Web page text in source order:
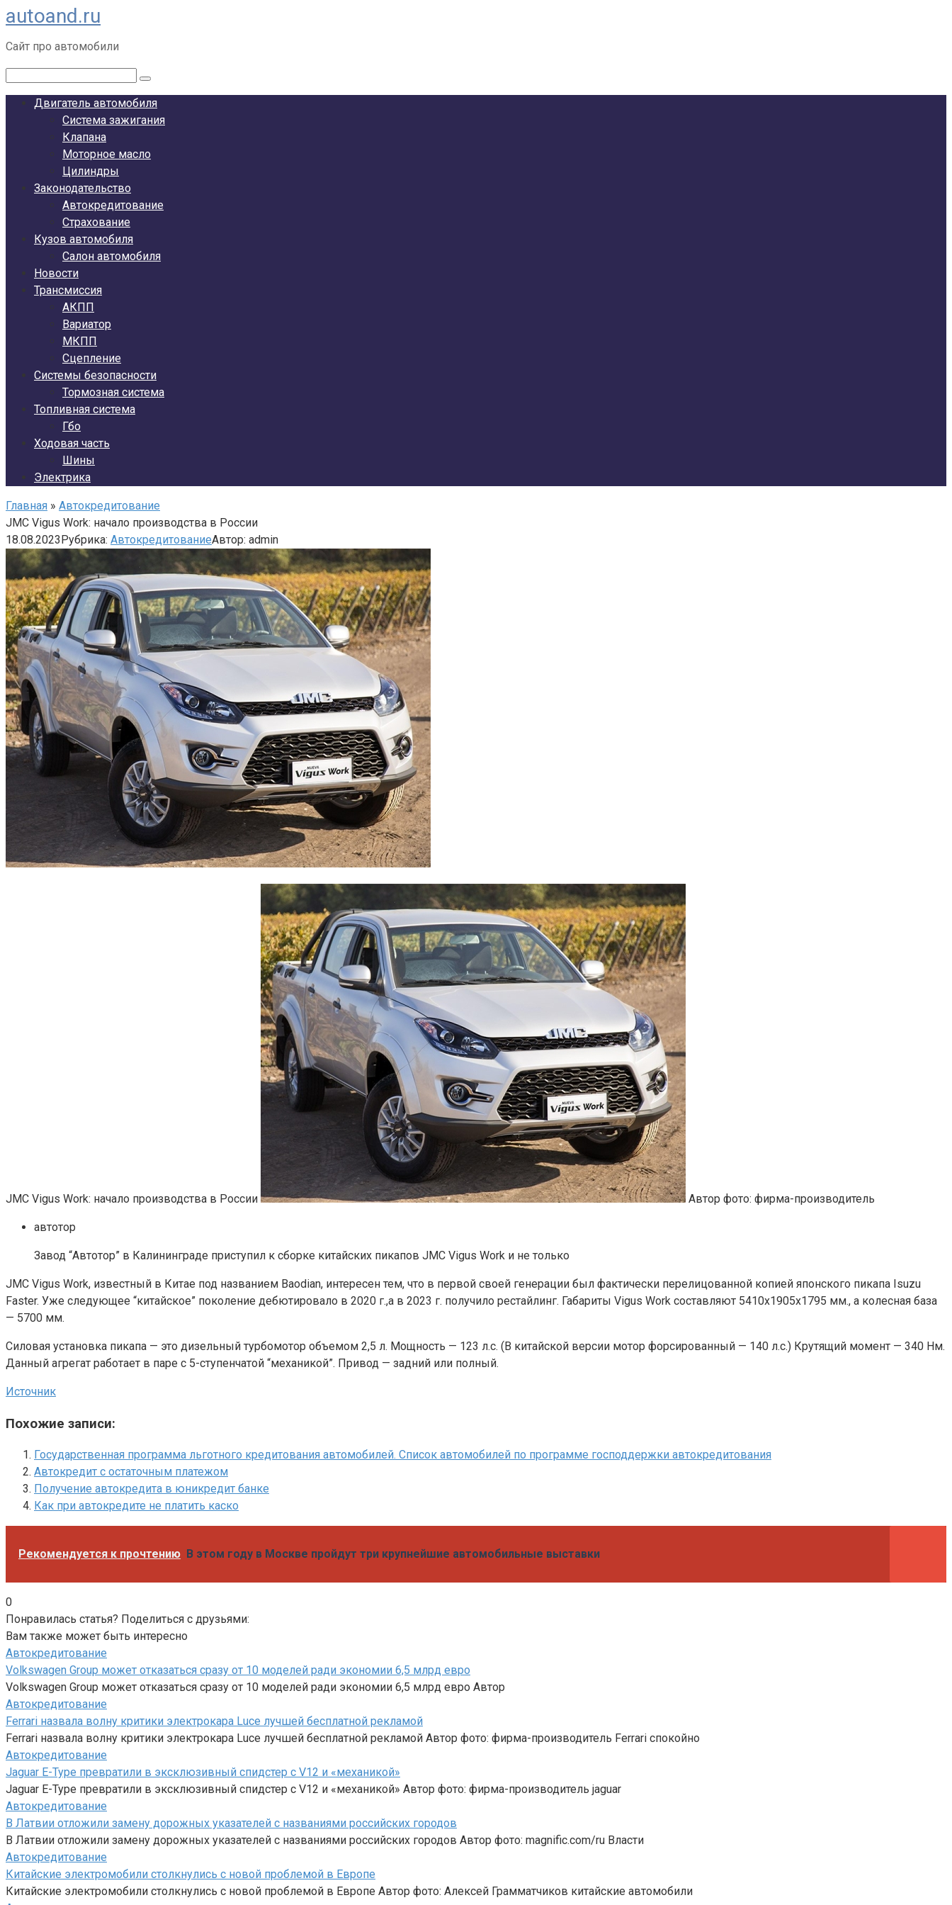
Перейти
к
контенту
autoand.ru
Сайт про автомобили
Двигатель автомобиля
Система зажигания
Клапана
Моторное масло
Цилиндры
Законодательство
Автокредитование
Страхование
Кузов автомобиля
Салон автомобиля
Новости
Трансмиссия
АКПП
Вариатор
МКПП
Сцепление
Системы безопасности
Тормозная система
Топливная система
Гбо
Ходовая часть
Шины
Электрика
Главная » Автокредитование
JMC Vigus Work: начало производства в России
18.08.2023Рубрика: АвтокредитованиеАвтор: admin
JMC Vigus Work: начало производства в России Автор фото: фирма-производитель
автотор
Завод “Автотор” в Калининграде приступил к сборке китайских пикапов JMC Vigus Work и не только
JMC Vigus Work, известный в Китае под названием Baodian, интересен тем, что в первой своей генерации был фактически перелицованной копией японского пикапа Isuzu
Faster. Уже следующее “китайское” поколение дебютировало в 2020 г.,а в 2023 г. получило рестайлинг. Габариты Vigus Work составляют 5410х1905х1795 мм., а колесная база
— 5700 мм.
Силовая установка пикапа — это дизельный турбомотор объемом 2,5 л. Мощность — 123 л.с. (В китайской версии мотор форсированный — 140 л.с.) Крутящий момент — 340 Нм.
Данный агрегат работает в паре с 5-ступенчатой “механикой”. Привод — задний или полный.
Источник
Похожие записи:
Государственная программа льготного кредитования автомобилей. Список автомобилей по программе господдержки автокредитования
Автокредит с остаточным платежом
Получение автокредита в юникредит банке
Как при автокредите не платить каско
Рекомендуется к прочтению В этом году в Москве пройдут три крупнейшие автомобильные выставки
0
Понравилась статья? Поделиться с друзьями:
Вам также может быть интересно
Автокредитование
Volkswagen Group может отказаться сразу от 10 моделей ради экономии 6,5 млрд евро
Volkswagen Group может отказаться сразу от 10 моделей ради экономии 6,5 млрд евро Автор
Автокредитование
Ferrari назвала волну критики электрокара Luce лучшей бесплатной рекламой
Ferrari назвала волну критики электрокара Luce лучшей бесплатной рекламой Автор фото: фирма-производитель Ferrari спокойно
Автокредитование
Jaguar E-Type превратили в эксклюзивный спидстер с V12 и «механикой»
Jaguar E-Type превратили в эксклюзивный спидстер с V12 и «механикой» Автор фото: фирма-производитель jaguar
Автокредитование
В Латвии отложили замену дорожных указателей с названиями российских городов
В Латвии отложили замену дорожных указателей с названиями российских городов Автор фото: magnific.com/ru Власти
Автокредитование
Китайские электромобили столкнулись с новой проблемой в Европе
Китайские электромобили столкнулись с новой проблемой в Европе Автор фото: Алексей Грамматчиков китайские автомобили